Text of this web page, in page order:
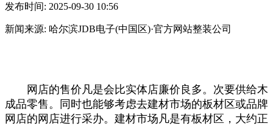
发布时间: 2025-09-30 10:56
新闻来源: 哈尔滨JDB电子(中国区)·官方网站整装公司
网店的售价凡是会比实体店廉价良多。次要供给木
成品零售。同时也能够考虑去建材市场的板材区或品牌
网店的网店进行采办。建材市场凡是有板材区，大约正